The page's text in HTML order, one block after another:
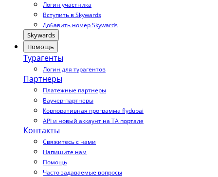
Логин участника
Вступить в Skywards
Добавить номер Skywards
Skywards
Помощь
Турагенты
Логин для турагентов
Партнеры
Платежные партнеры
Ваучер-партнеры
Корпоративная программа flydubai
API и новый аккаунт на TA портале
Контакты
Свяжитесь с нами
Напишите нам
Помощь
Часто задаваемые вопросы